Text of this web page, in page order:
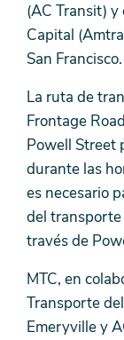
(AC Transit)
Capital
San Francisco.
La ruta de
Frontage
Powell Street
durante las
es necesario
del transporte
través de
MTC, en
Transporte
Emeryville y